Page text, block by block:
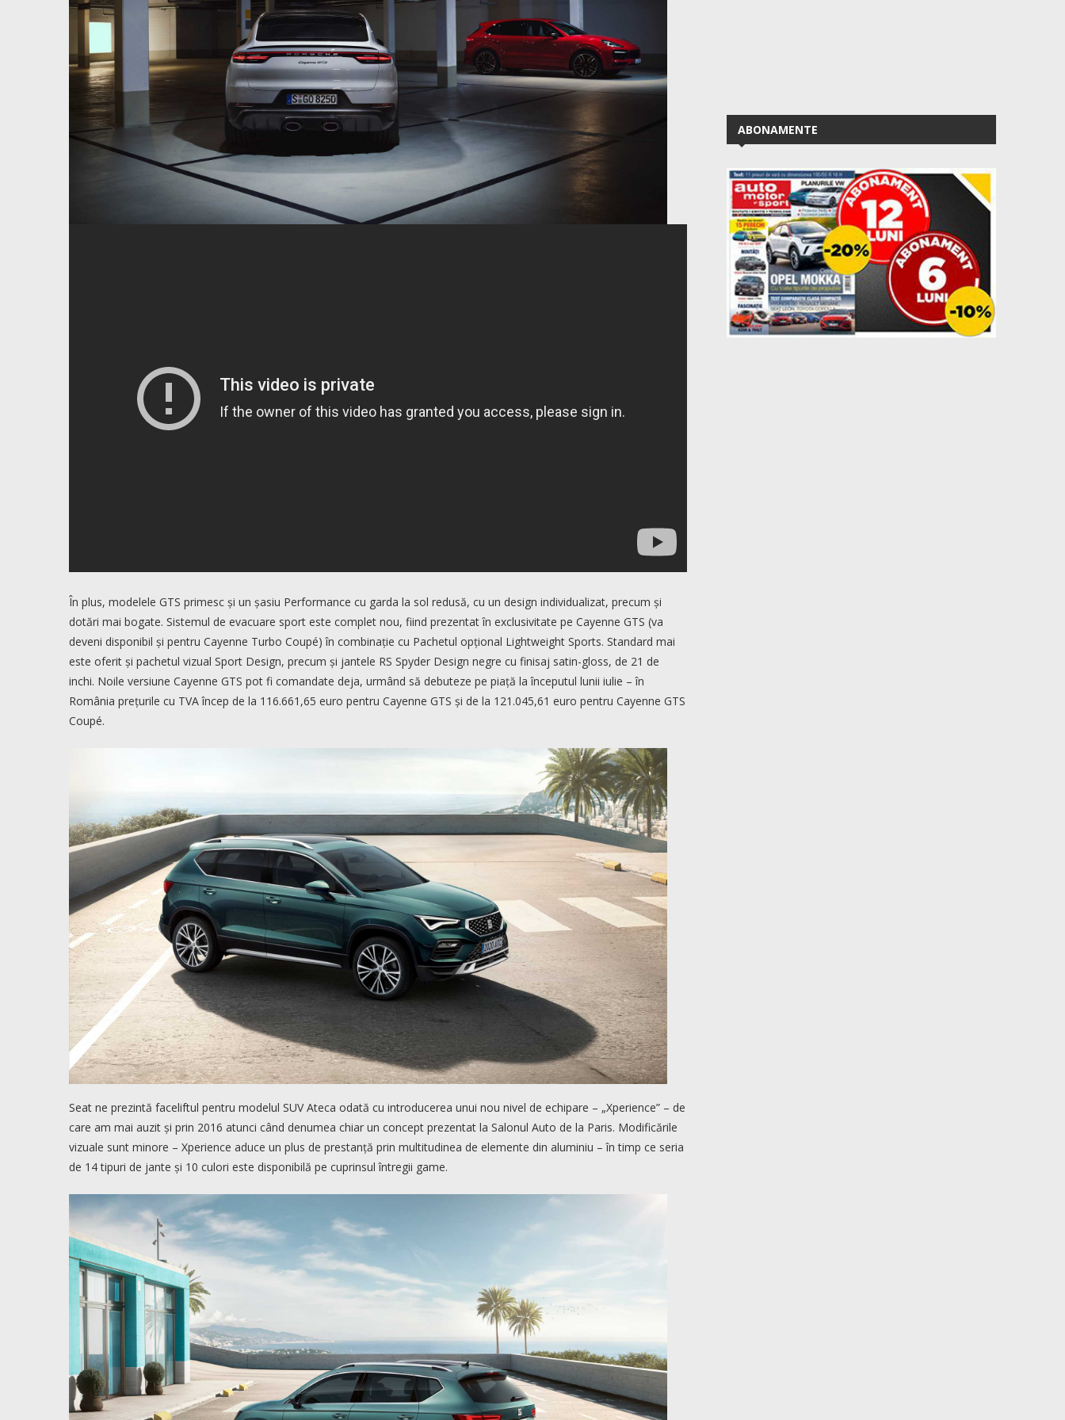
În plus, modelele GTS primesc și un șasiu Performance cu garda la sol redusă, cu un design individualizat, precum și
dotări mai bogate. Sistemul de evacuare sport este complet nou, fiind prezentat în exclusivitate pe Cayenne GTS (va
deveni disponibil și pentru Cayenne Turbo Coupé) în combinație cu Pachetul opțional Lightweight Sports. Standard mai
este oferit și pachetul vizual Sport Design, precum și jantele RS Spyder Design negre cu finisaj satin-gloss, de 21 de
inchi. Noile versiune Cayenne GTS pot fi comandate deja, urmând să debuteze pe piață la începutul lunii iulie – în
România prețurile cu TVA încep de la 116.661,65 euro pentru Cayenne GTS și de la 121.045,61 euro pentru Cayenne GTS
Coupé.
Seat ne prezintă faceliftul pentru modelul SUV Ateca odată cu introducerea unui nou nivel de echipare – „Xperience” – de
care am mai auzit și prin 2016 atunci când denumea chiar un concept prezentat la Salonul Auto de la Paris. Modificările
vizuale sunt minore – Xperience aduce un plus de prestanță prin multitudinea de elemente din aluminiu – în timp ce seria
de 14 tipuri de jante și 10 culori este disponibilă pe cuprinsul întregii game.
ABONAMENTE